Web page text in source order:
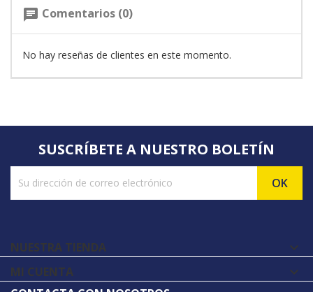
chat Comentarios (0)
No hay reseñas de clientes en este momento.
SUSCRÍBETE A NUESTRO BOLETÍN
NUESTRA TIENDA 
MI CUENTA 